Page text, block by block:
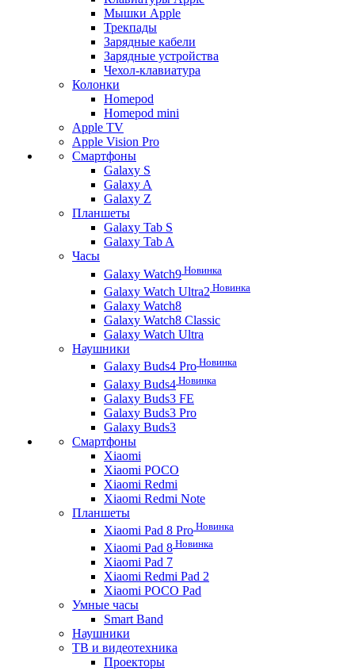
Мышки Apple
Трекпады
Зарядные кабели
Зарядные устройства
Чехол-клавиатура
Колонки
Homepod
Homepod mini
Apple TV
Apple Vision Pro
Смартфоны
Galaxy S
Galaxy A
Galaxy Z
Планшеты
Galaxy Tab S
Galaxy Tab A
Часы
Galaxy Watch9 Новинка
Galaxy Watch Ultra2 Новинка
Galaxy Watch8
Galaxy Watch8 Classic
Galaxy Watch Ultra
Наушники
Galaxy Buds4 Pro Новинка
Galaxy Buds4 Новинка
Galaxy Buds3 FE
Galaxy Buds3 Pro
Galaxy Buds3
Смартфоны
Xiaomi
Xiaomi POCO
Xiaomi Redmi
Xiaomi Redmi Note
Планшеты
Xiaomi Pad 8 Pro Новинка
Xiaomi Pad 8 Новинка
Xiaomi Pad 7
Xiaomi Redmi Pad 2
Xiaomi POCO Pad
Умные часы
Smart Band
Наушники
ТВ и видеотехника
Проекторы